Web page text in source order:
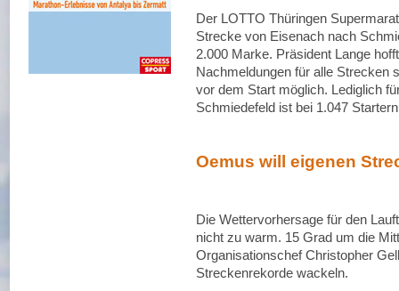
Der LOTTO Thüringen
Strecke von Eisenach nach
2.000 Marke. Präsident Lange
Nachmeldungen für alle Strecken
vor dem Start möglich. Lediglich
Schmiedefeld ist bei 1.047
Oemus will eigenen
Die Wettervorhersage für den
nicht zu warm. 15 Grad um die
Organisationschef Christopher
Streckenrekorde wackeln.